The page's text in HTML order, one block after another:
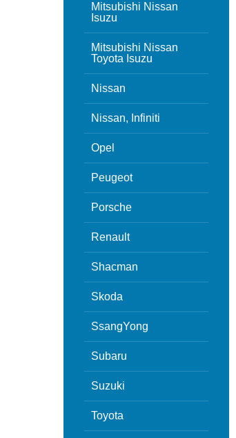
Mitsubishi Nissan
Isuzu
Mitsubishi Nissan
Toyota Isuzu
Nissan
Nissan, Infiniti
Opel
Peugeot
Porsche
Renault
Shacman
Skoda
SsangYong
Subaru
Suzuki
Toyota